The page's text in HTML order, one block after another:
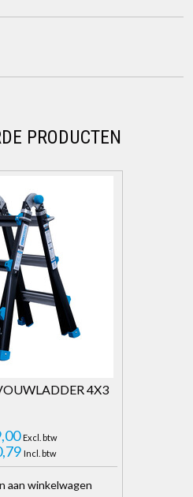
PRODUCTEN
4X3
Excl. btw
Incl. btw
aan winkelwagen